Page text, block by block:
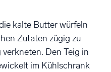
kalte Butter würfeln
Zutaten zügig zu
Den Teig in
im Kühlschrank